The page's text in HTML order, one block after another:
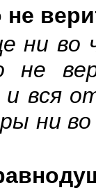
не
ни во
и вся
ни